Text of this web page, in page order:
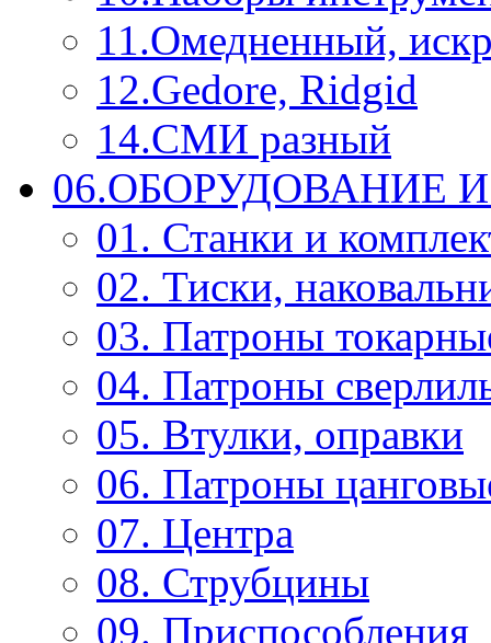
11.Омедненный,
12.Gedore, Ridgid
14.СМИ разный
06.ОБОРУДОВАНИЕ
01. Станки и
02. Тиски,
03. Патроны
04. Патроны
05. Втулки, оправки
06. Патроны
07. Центра
08. Струбцины
09. Приспособления